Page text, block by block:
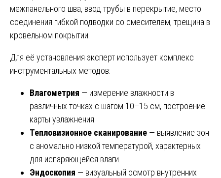
межпанельного шва, ввод трубы в перекрытие, место
соединения гибкой подводки со смесителем, трещина в
кровельном покрытии.
Для её установления эксперт использует комплекс
инструментальных методов:
Влагометрия — измерение влажности в
различных точках с шагом 10–15 см, построение
карты увлажнения.
Тепловизионное сканирование — выявление зон
с аномально низкой температурой, характерных
для испаряющейся влаги.
Эндоскопия — визуальный осмотр внутренних